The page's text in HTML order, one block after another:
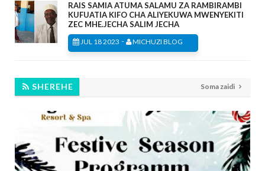
RAIS SAMIA ATUMA SALAMU ZA RAMBIRAMBI
KUFUATIA KIFO CHA ALIYEKUWA MWENYEKITI
ZEC MHE.JECHA SALIM JECHA
JUL 18 2023 - MICHUZI BLOG
SHEREHE Soma zaidi